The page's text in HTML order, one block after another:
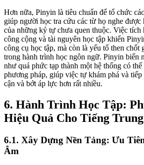
Hơn nữa, Pinyin là tiêu chuẩn để tổ chức
giúp người học tra cứu các từ họ nghe được
của những ký tự chưa quen thuộc. Việc tích
công cộng và tài nguyên học tập khiến
công cụ học tập, mà còn là yếu tố then chốt
trong hành trình học ngôn ngữ. Pinyin biến
như quá phức tạp thành một hệ thống có
phương pháp, giúp việc tự khám phá và
cận và bớt áp lực hơn rất nhiều.
6. Hành Trình Học Tập:
Hiệu Quả Cho Tiếng Trung
6.1. Xây Dựng Nền Tảng: Ưu
Âm